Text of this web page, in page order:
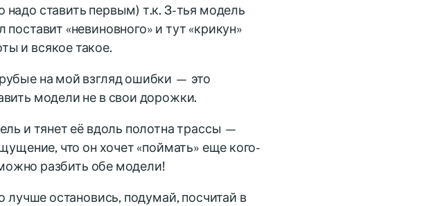
ставить первым) т.к. 3-тья модель
«невиновного» и тут «крикун»
и всякое такое.
на мой взгляд ошибки — это
модели не в свои дорожки.
и тянет её вдоль полотна трассы —
что он хочет «поймать» еще кого-
разбить обе модели!
лучше остановись, подумай, посчитай в